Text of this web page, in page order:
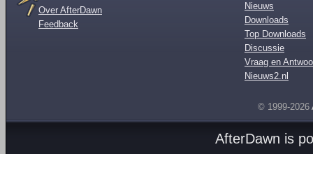
Over AfterDawn
Feedback
Nieuws
Downloads
Top Downloads
Discussie
Vraag en
Nieuws2.nl
© 1999-2026
AfterDawn is